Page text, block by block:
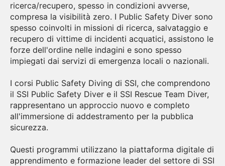
ricerca/recupero, spesso in condizioni avverse,
compresa la visibilità zero. I Public Safety Diver sono
spesso coinvolti in missioni di ricerca, salvataggio e
recupero di vittime di incidenti acquatici, assistono le
forze dell'ordine nelle indagini e sono spesso
impiegati dai servizi di emergenza locali o nazionali.
I corsi Public Safety Diving di SSI, che comprendono
il SSI Public Safety Diver e il SSI Rescue Team Diver,
rappresentano un approccio nuovo e completo
all'immersione di addestramento per la pubblica
sicurezza.
Questi programmi utilizzano la piattaforma digitale di
apprendimento e formazione leader del settore di SSI